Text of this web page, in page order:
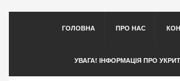
ГОЛОВНА ПРО НАС
УВАГА! ІНФОРМАЦІЯ ПРО